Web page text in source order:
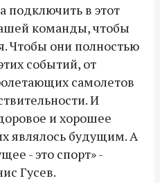
подключить в этот
команды, чтобы
Чтобы они полностью
событий, от
самолетов
И
и хорошее
являлось будущим. А
- это спорт» -
Гусев.